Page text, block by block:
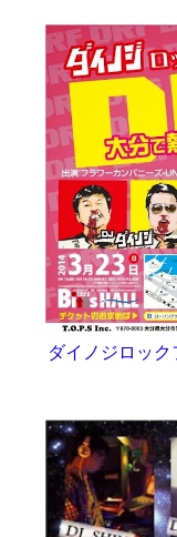
ダイノジロッ